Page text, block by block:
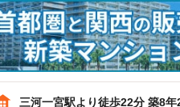
三河一宮駅より徒歩22分 築8